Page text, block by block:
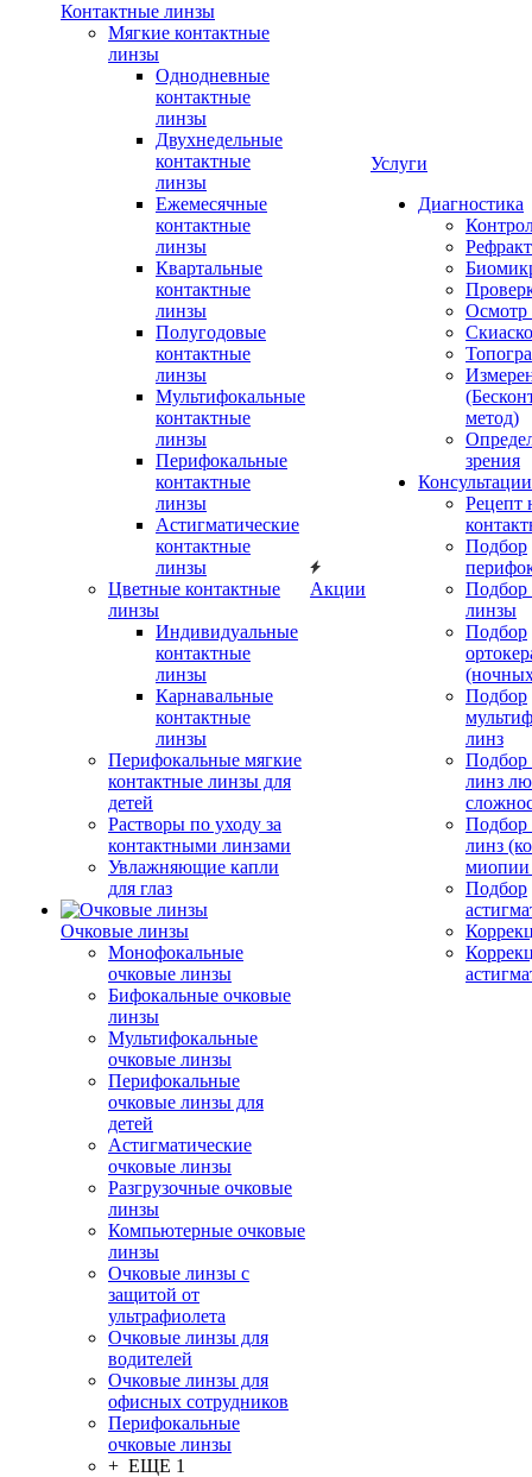
Контактные линзы
Мягкие контактные
линзы
Однодневные
контактные
линзы
Двухнедельные
контактные
линзы
Ежемесячные
контактные
линзы
Квартальные
контактные
линзы
Полугодовые
контактные
линзы
Мультифокальные
контактные
линзы
Перифокальные
контактные
линзы
Астигматические
контактные
линзы
Цветные контактные
линзы
Индивидуальные
контактные
линзы
Карнавальные
контактные
линзы
Перифокальные мягкие
контактные линзы для
детей
Растворы по уходу за
контактными линзами
Увлажняющие капли
для глаз
Очковые линзы
Монофокальные
очковые линзы
Бифокальные очковые
линзы
Мультифокальные
очковые линзы
Перифокальные
очковые линзы для
детей
Астигматические
очковые линзы
Разгрузочные очковые
линзы
Компьютерные очковые
линзы
Очковые линзы с
защитой от
ультрафиолета
Очковые линзы для
водителей
Очковые линзы для
офисных сотрудников
Перифокальные
очковые линзы
+ ЕЩЕ 1
Акции
Услуги
Диагностика
Осмотр
метод)
зрения
Рецепт
Подбор
Подбор
линзы
Подбор
Подбор
линз
Подбор
линз
Подбор
линз
миопии
Подбор